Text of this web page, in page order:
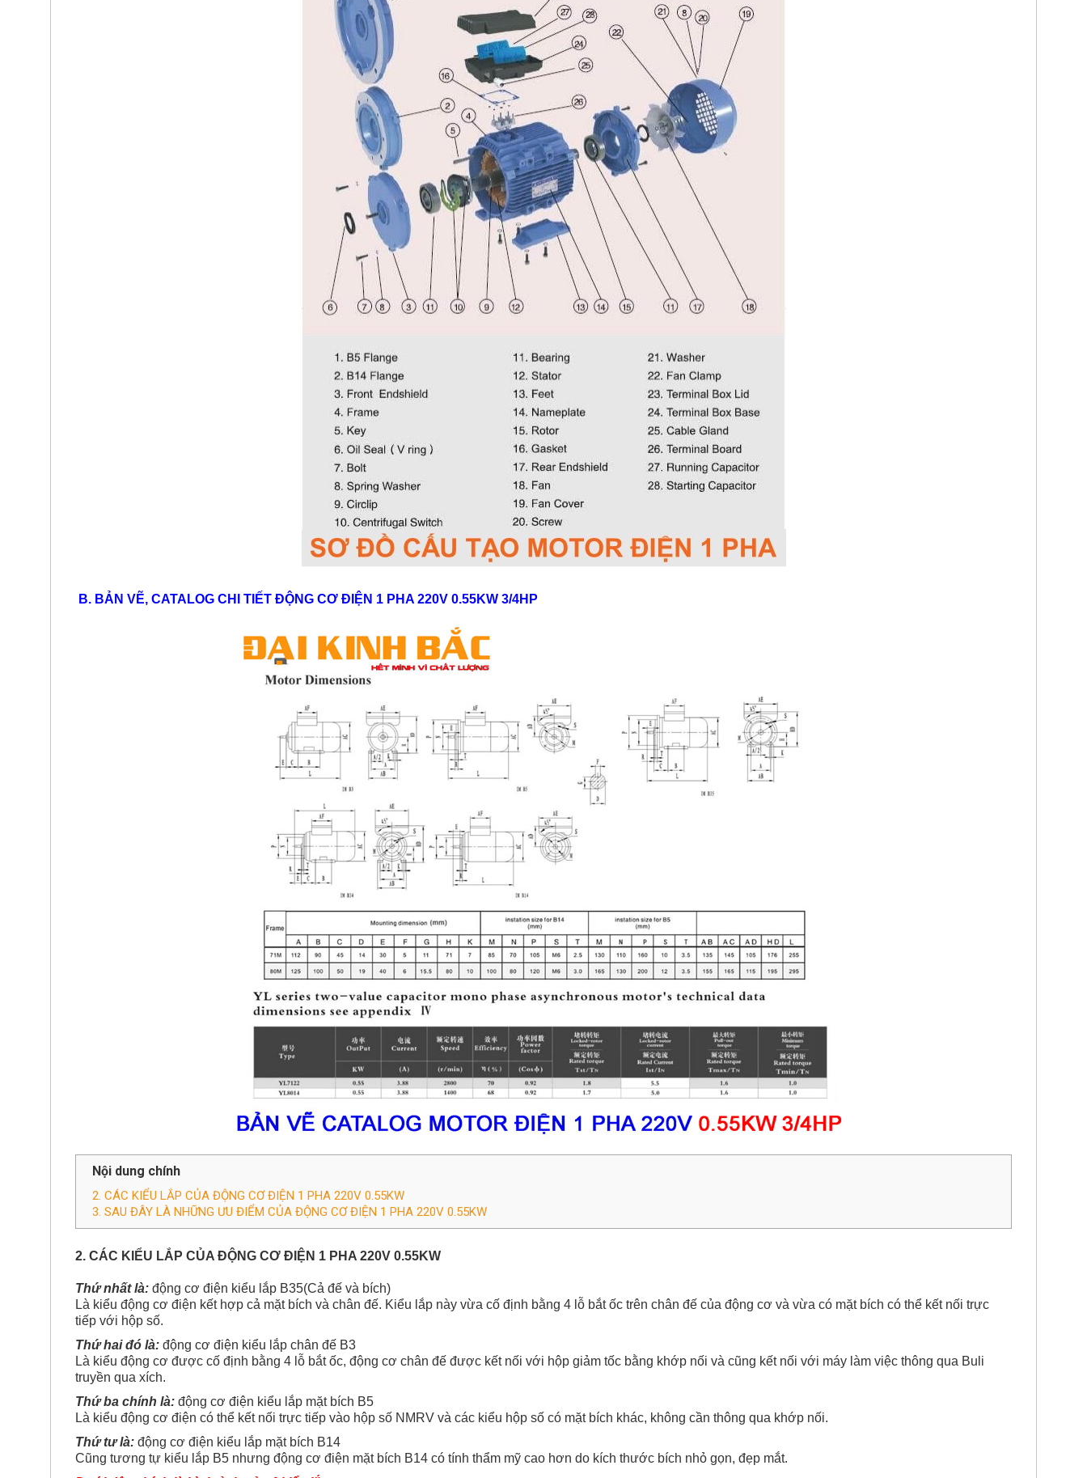
B. BẢN VẼ, CATALOG CHI TIẾT ​ĐỘNG CƠ ĐIỆN 1 PHA 220V 0.55KW 3/4HP
Nội dung chính
2. CÁC KIỂU LẮP CỦA ​ĐỘNG CƠ ĐIỆN 1 PHA 220V 0.55KW
3. SAU ĐÂY LÀ NHỮNG ƯU ĐIỂM CỦA ĐỘNG CƠ ĐIỆN 1 PHA 220V 0.55KW
2. CÁC KIỂU LẮP CỦA ​ ĐỘNG CƠ ĐIỆN 1 PHA 220V 0.55KW
Thứ nhất là: động cơ điện kiểu lắp B35(Cả đế và bích)
Là kiểu động cơ điện kết hợp cả mặt bích và chân đế. Kiểu lắp này vừa cố định bằng 4 lỗ bắt ốc trên chân đế của động cơ và vừa có mặt bích có thể kết nối trực
tiếp với hộp số.
Thứ hai đó là: động cơ điện kiểu lắp chân đế B3
Là kiểu động cơ được cố định bằng 4 lỗ bắt ốc, động cơ chân đế được kết nối với hộp giảm tốc bằng khớp nối và cũng kết nối với máy làm việc thông qua Buli
truyền qua xích.
Thứ ba chính là: động cơ điện kiểu lắp mặt bích B5
Là kiểu động cơ điện có thể kết nối trực tiếp vào hộp số NMRV và các kiểu hộp số có mặt bích khác, không cần thông qua khớp nối.
Thứ tư là: động cơ điện kiểu lắp mặt bích B14
Cũng tương tự kiểu lắp B5 nhưng động cơ điện mặt bích B14 có tính thẩm mỹ cao hơn do kích thước bích nhỏ gọn, đẹp mắt.